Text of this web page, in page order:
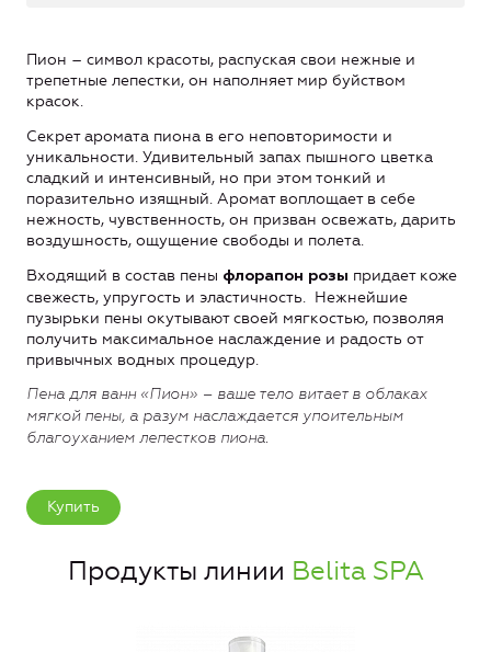
Пион – символ красоты, распуская свои нежные и
трепетные лепестки, он наполняет мир буйством
красок.
Секрет аромата пиона в его неповторимости и
уникальности. Удивительный запах пышного цветка
сладкий и интенсивный, но при этом тонкий и
поразительно изящный. Аромат воплощает в себе
нежность, чувственность, он призван освежать, дарить
воздушность, ощущение свободы и полета.
Входящий в состав пены флорапон розы придает коже
свежесть, упругость и эластичность. Нежнейшие
пузырьки пены окутывают своей мягкостью, позволяя
получить максимальное наслаждение и радость от
привычных водных процедур.
Пена для ванн «Пион» – ваше тело витает в облаках
мягкой пены, а разум наслаждается упоительным
благоуханием лепестков пиона.
Купить
Продукты линии Belita SPA